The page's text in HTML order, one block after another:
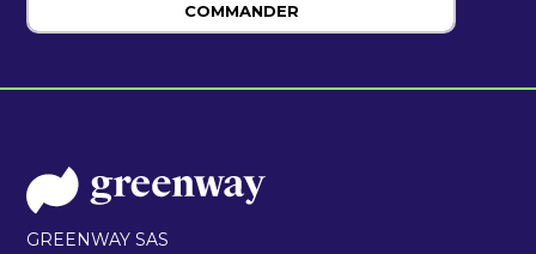
COMMANDER
GREENWAY SAS